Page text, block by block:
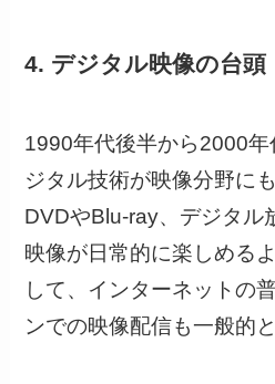
4. デジタル映像の台頭
1990年代後半から2000
ジタル技術が映像分野に
DVDやBlu-ray、デジタル
映像が日常的に楽しめる
して、インターネットの
ンでの映像配信も一般的